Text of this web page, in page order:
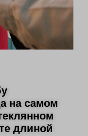
на самом
длиной